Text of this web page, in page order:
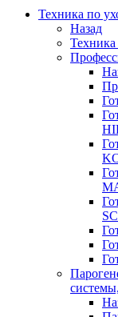
Техника по
Назад
Техника